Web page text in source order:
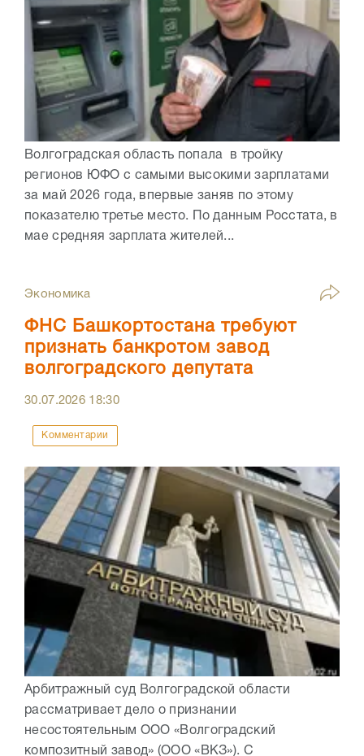
Волгоградская область попала в тройку
регионов ЮФО с самыми высокими зарплатами
за май 2026 года, впервые заняв по этому
показателю третье место. По данным Росстата, в
мае средняя зарплата жителей...
Экономика
ФНС Башкортостана требуют
признать банкротом завод
волгоградского депутата
30.07.2026 18:30
Комментарии
Арбитражный суд Волгоградской области
рассматривает дело о признании
несостоятельным ООО «Волгоградский
композитный завод» (ООО «ВКЗ»). С